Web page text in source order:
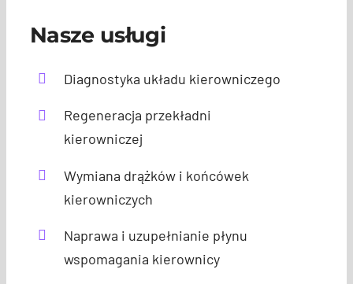
Nasze usługi
Diagnostyka układu kierowniczego
Regeneracja przekładni
kierowniczej
Wymiana drążków i końcówek
kierowniczych
Naprawa i uzupełnianie płynu
wspomagania kierownicy